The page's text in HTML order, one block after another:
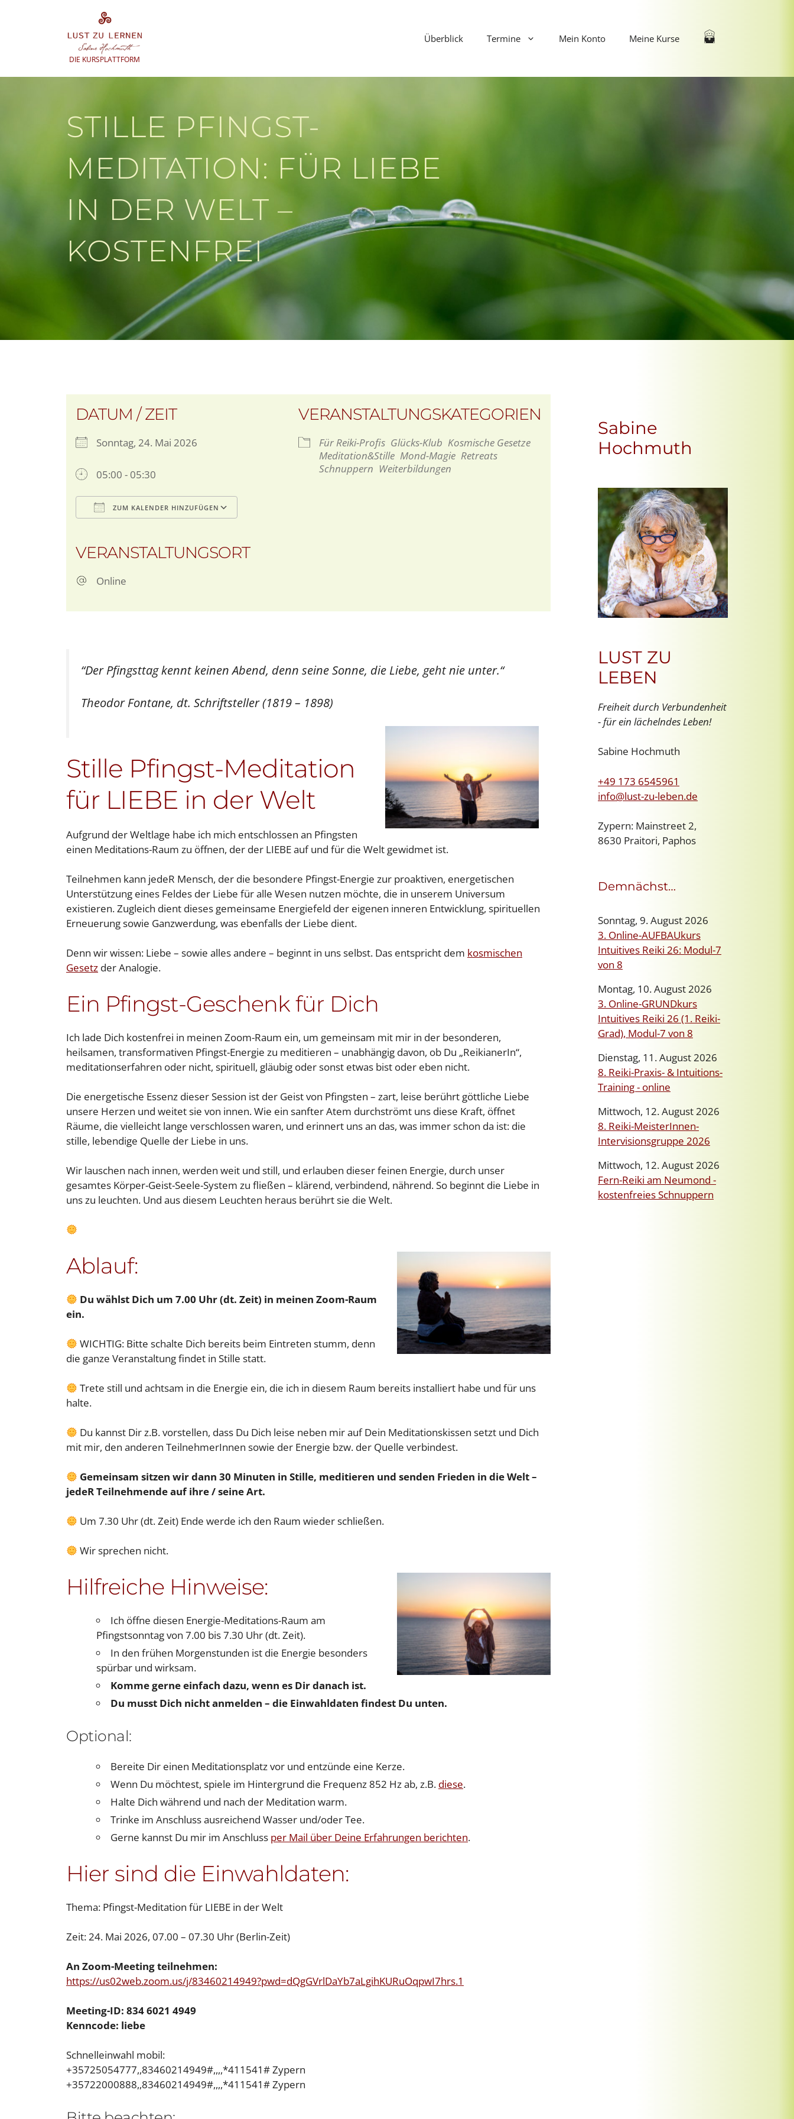
DIE KURSPLATTFORM
Überblick Termine Mein Konto Meine Kurse
STILLE PFINGST-
MEDITATION: FÜR LIEBE
IN DER WELT –
KOSTENFREI
DATUM / ZEIT
Sonntag, 24. Mai 2026
05:00 - 05:30
ZUM KALENDER HINZUFÜGEN
Office 365
VERANSTALTUNGSORT
Online
VERANSTALTUNGSKATEGORIEN
Für Reiki-Profis Glücks-Klub Kosmische Gesetze
Meditation&Stille Mond-Magie Retreats
Schnuppern Weiterbildungen
“Der Pfingsttag kennt keinen Abend, denn seine Sonne, die Liebe, geht nie unter.“
Theodor Fontane, dt. Schriftsteller (1819 – 1898)
Stille Pfingst-Meditation
für LIEBE in der Welt
Aufgrund der Weltlage habe ich mich entschlossen an Pfingsten
einen Meditations-Raum zu öffnen, der der LIEBE auf und für die Welt gewidmet ist.
Teilnehmen kann jedeR Mensch, der die besondere Pfingst-Energie zur proaktiven, energetischen
Unterstützung eines Feldes der Liebe für alle Wesen nutzen möchte, die in unserem Universum
existieren. Zugleich dient dieses gemeinsame Energiefeld der eigenen inneren Entwicklung, spirituellen
Erneuerung sowie Ganzwerdung, was ebenfalls der Liebe dient.
Denn wir wissen: Liebe – sowie alles andere – beginnt in uns selbst. Das entspricht dem kosmischen
Gesetz der Analogie.
Ein Pfingst-Geschenk für Dich
Ich lade Dich kostenfrei in meinen Zoom-Raum ein, um gemeinsam mit mir in der besonderen,
heilsamen, transformativen Pfingst-Energie zu meditieren – unabhängig davon, ob Du „ReikianerIn“,
meditationserfahren oder nicht, spirituell, gläubig oder sonst etwas bist oder eben nicht.
Die energetische Essenz dieser Session ist der Geist von Pfingsten – zart, leise berührt göttliche Liebe
unsere Herzen und weitet sie von innen. Wie ein sanfter Atem durchströmt uns diese Kraft, öffnet
Räume, die vielleicht lange verschlossen waren, und erinnert uns an das, was immer schon da ist: die
stille, lebendige Quelle der Liebe in uns.
Wir lauschen nach innen, werden weit und still, und erlauben dieser feinen Energie, durch unser
gesamtes Körper-Geist-Seele-System zu fließen – klärend, verbindend, nährend. So beginnt die Liebe in
uns zu leuchten. Und aus diesem Leuchten heraus berührt sie die Welt.
Ablauf:
Du wählst Dich um 7.00 Uhr (dt. Zeit) in meinen Zoom-Raum
ein.
WICHTIG: Bitte schalte Dich bereits beim Eintreten stumm, denn
die ganze Veranstaltung findet in Stille statt.
Trete still und achtsam in die Energie ein, die ich in diesem Raum bereits installiert habe und für uns
halte.
Du kannst Dir z.B. vorstellen, dass Du Dich leise neben mir auf Dein Meditationskissen setzt und Dich
mit mir, den anderen TeilnehmerInnen sowie der Energie bzw. der Quelle verbindest.
Gemeinsam sitzen wir dann 30 Minuten in Stille, meditieren und senden Frieden in die Welt –
jedeR Teilnehmende auf ihre / seine Art.
Um 7.30 Uhr (dt. Zeit) Ende werde ich den Raum wieder schließen.
Wir sprechen nicht.
Hilfreiche Hinweise:
Ich öffne diesen Energie-Meditations-Raum am
Pfingstsonntag von 7.00 bis 7.30 Uhr (dt. Zeit).
In den frühen Morgenstunden ist die Energie besonders
spürbar und wirksam.
Komme gerne einfach dazu, wenn es Dir danach ist.
Du musst Dich nicht anmelden – die Einwahldaten findest Du unten.
Optional:
Bereite Dir einen Meditationsplatz vor und entzünde eine Kerze.
Wenn Du möchtest, spiele im Hintergrund die Frequenz 852 Hz ab, z.B. diese.
Halte Dich während und nach der Meditation warm.
Trinke im Anschluss ausreichend Wasser und/oder Tee.
Gerne kannst Du mir im Anschluss per Mail über Deine Erfahrungen berichten.
Hier sind die Einwahldaten:
Thema: Pfingst-Meditation für LIEBE in der Welt
Zeit: 24. Mai 2026, 07.00 – 07.30 Uhr (Berlin-Zeit)
An Zoom-Meeting teilnehmen:
https://us02web.zoom.us/j/83460214949?pwd=dQgGVrlDaYb7aLgihKURuOqpwI7hrs.1
Meeting-ID: 834 6021 4949
Kenncode: liebe
Schnelleinwahl mobil:
+35725054777,,83460214949#,,,,*411541# Zypern
+35722000888,,83460214949#,,,,*411541# Zypern
Sabine
Hochmuth
LUST ZU
LEBEN
Freiheit durch Verbundenheit
- für ein lächelndes Leben!
Sabine Hochmuth
+49 173 6545961
info@lust-zu-leben.de
Zypern: Mainstreet 2,
8630 Praitori, Paphos
Demnächst…
Sonntag, 9. August 2026
3. Online-AUFBAUkurs
Intuitives Reiki 26: Modul-7
von 8
Montag, 10. August 2026
3. Online-GRUNDkurs
Intuitives Reiki 26 (1. Reiki-
Grad), Modul-7 von 8
Dienstag, 11. August 2026
8. Reiki-Praxis- & Intuitions-
Training - online
Mittwoch, 12. August 2026
8. Reiki-MeisterInnen-
Intervisionsgruppe 2026
Mittwoch, 12. August 2026
Fern-Reiki am Neumond -
kostenfreies Schnuppern